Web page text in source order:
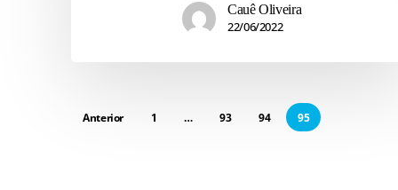
Cauê Oliveira
22/06/2022
Anterior 1 … 93 94 95